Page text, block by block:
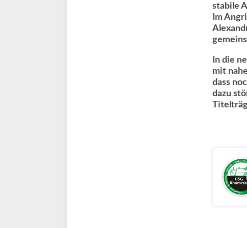
stabile
Im
In die
mit
dass
dazu